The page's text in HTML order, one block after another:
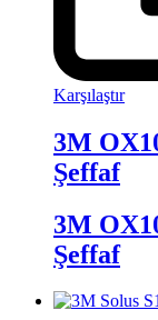
Karşılaştır
3M
Şeffaf
3M
Şeffaf